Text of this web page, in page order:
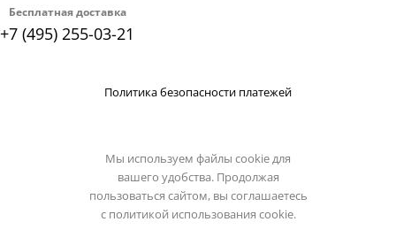
Бесплатная доставка
+7 (495) 255-03-21
Политика безопасности платежей
Мы используем файлы cookie для
вашего удобства. Продолжая
пользоваться сайтом, вы соглашаетесь
с политикой использования cookie.